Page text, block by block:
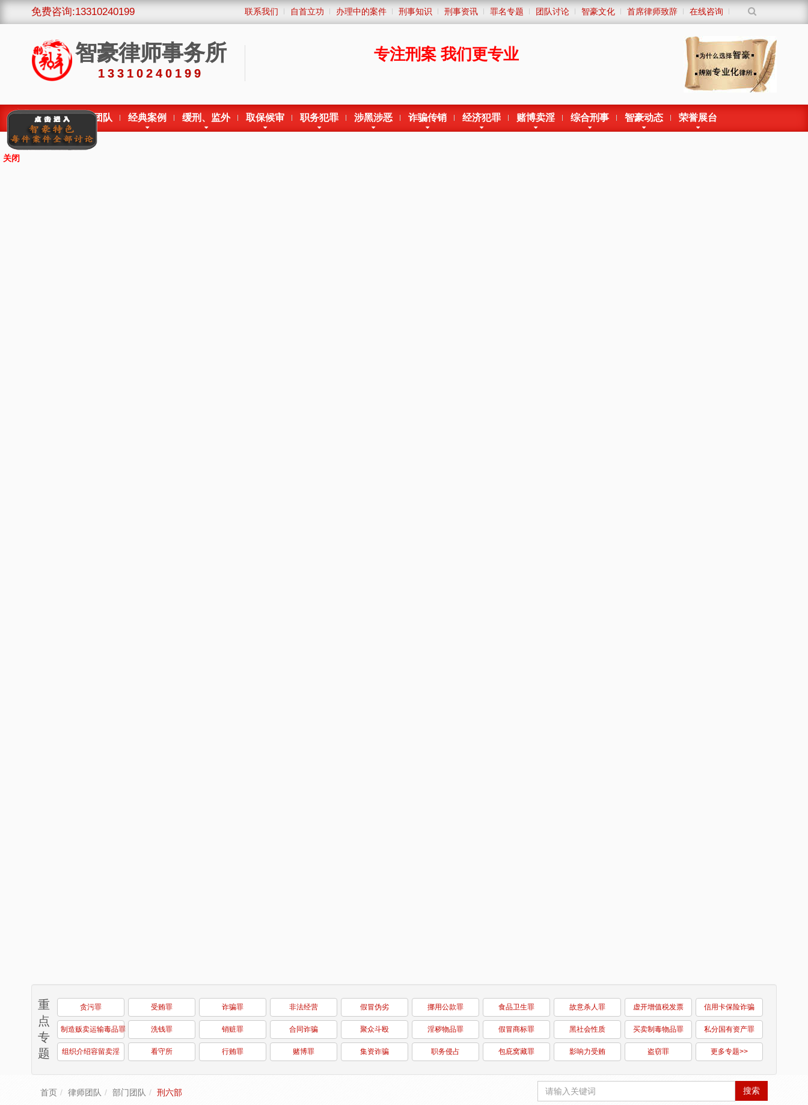
免费咨询:13310240199 联系我们 自首立功 办理中的案件 刑事知识 刑事资讯 罪名专题 团队讨论 智豪文化 首席律师致辞 在线咨询
智豪律师事务所
13310240199
专注刑案 我们更专业
首页 律师团队 经典案例 缓刑、监外 取保候审 职务犯罪 涉黑涉恶 诈骗传销 经济犯罪 赌博卖淫 综合刑事 智豪动态 荣誉展台
重
点
专
题
贪污罪 受贿罪 诈骗罪 非法经营 假冒伪劣 挪用公款罪 食品卫生罪 故意杀人罪 虚开增值税发票 信用卡保险诈骗
制造贩卖运输毒品罪 洗钱罪 销赃罪 合同诈骗 聚众斗殴 淫秽物品罪 假冒商标罪 黑社会性质 买卖制毒物品罪 私分国有资产罪
组织介绍容留卖淫 看守所 行贿罪 赌博罪 集资诈骗 职务侵占 包庇窝藏罪 影响力受贿 盗窃罪 更多专题>>
首页 律师团队 部门团队 刑六部 搜索
关闭